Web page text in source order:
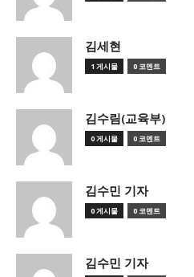
김세현
1 게시물 0 코멘트
김수림(교육부)
0 게시물 0 코멘트
김수민 기자
0 게시물 0 코멘트
김수민 기자